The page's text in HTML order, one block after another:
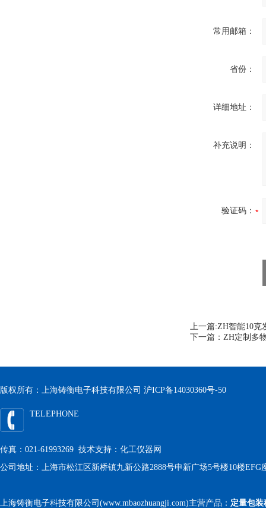
常用邮箱：
省份：
详细地址：
补充说明：
验证码：
上一篇:ZH智能10克
下一篇： ZH定制多
版权所有：上海铸衡电子科技有限公司 沪ICP备14030360号-50
TELEPHONE
传真：021-61993269 技术支持： 化工仪器网
公司地址：上海市松江区新桥镇九新公路2888号申新广场5号楼10楼EFG
上海铸衡电子科技有限公司(www.mbaozhuangji.com)主营产品： 定量包装